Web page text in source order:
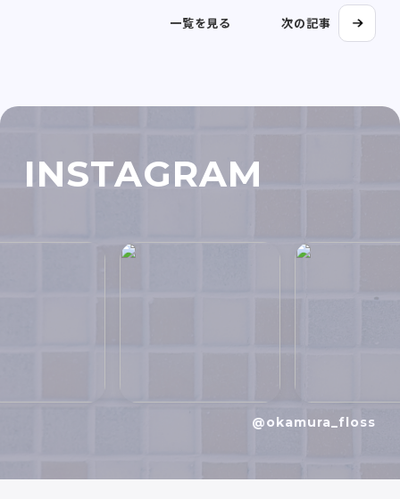
一覧を見る 次の記事
INSTAGRAM
@okamura_floss